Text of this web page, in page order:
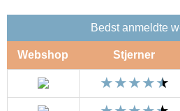
Bedst anmeldte
Webshop Stjerner